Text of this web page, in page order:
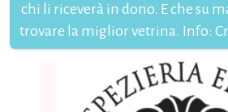
chi li riceverà in dono. E che su
trovare la miglior vetrina. Info: